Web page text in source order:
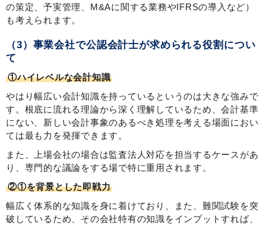
の策定、予実管理、M&Aに関する業務やIFRSの導入など）
も考えられます。
（3）事業会社で公認会計士が求められる役割につい
て
①ハイレベルな会計知識
やはり幅広い会計知識を持っているというのは大きな強みで
す。根底に流れる理論から深く理解しているため、会計基準
にない、新しい会計事象のあるべき処理を考える場面におい
ては最も力を発揮できます。
また、上場会社の場合は監査法人対応を担当するケースがあ
り、専門的な議論をする場で特に重用されます。
②①を背景とした即戦力
幅広く体系的な知識を身に着けており、また、難関試験を突
破しているため、その会社特有の知識をインプットすれば、